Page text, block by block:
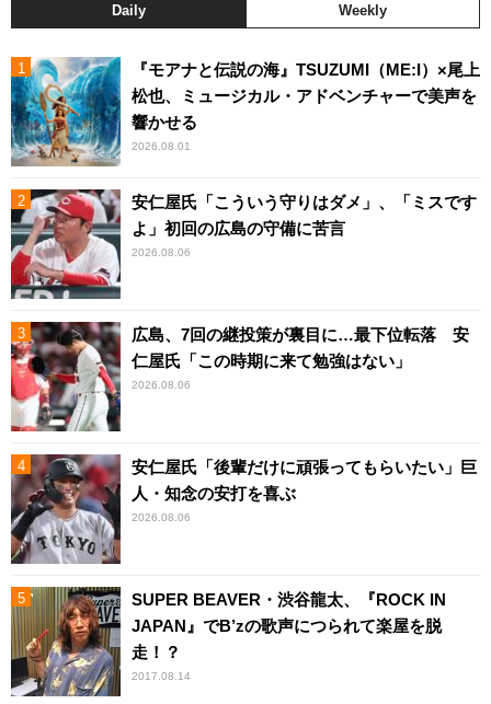
Daily Weekly
『モアナと伝説の海』TSUZUMI（ME:I）×尾上
松也、ミュージカル・アドベンチャーで美声を
響かせる
2026.08.01
安仁屋氏「こういう守りはダメ」、「ミスです
よ」初回の広島の守備に苦言
2026.08.06
広島、7回の継投策が裏目に…最下位転落 安
仁屋氏「この時期に来て勉強はない」
2026.08.06
安仁屋氏「後輩だけに頑張ってもらいたい」巨
人・知念の安打を喜ぶ
2026.08.06
SUPER BEAVER・渋谷龍太、『ROCK IN
JAPAN』でB’zの歌声につられて楽屋を脱
走！？
2017.08.14